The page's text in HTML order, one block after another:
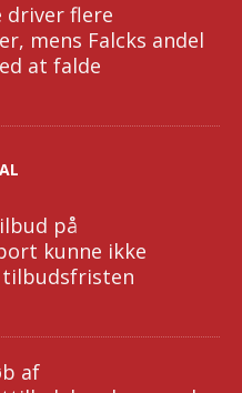
driver flere
mens Falcks andel
at falde
på
kunne ikke
af